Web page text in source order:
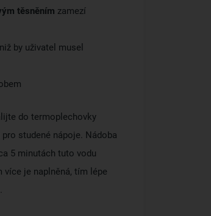
těsněním zamezí
by uživatel musel
do termoplechovky
studené nápoje. Nádoba
5 minutách tuto vodu
je naplněná, tím lépe